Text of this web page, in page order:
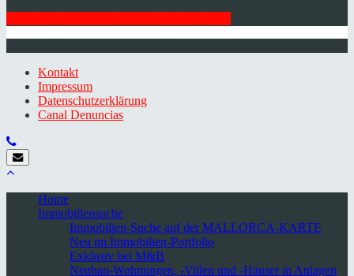
Kontakt
Impressum
Datenschutzerklärung
Canal Denuncias
Home
Immobiliensuche
Immobilien-Suche auf der MALLORCA-KARTE
Neu im Immobilien-Portfolio
Exklusiv bei M&B
Neubau-Wohnungen, -Villen und -Häuser in Anlagen